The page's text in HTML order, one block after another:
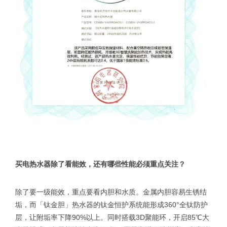
买电热水器除了看能效，还有哪些性能必须重点关注？
除了要一级能效，重点要看内胆和水质。金属内胆容易生锈结
垢，而「钛金胆」热水器的钛金恒护系统能形成360°全钛防护
层，让附垢率下降90%以上。同时搭载3D聚能环，开启85℃大